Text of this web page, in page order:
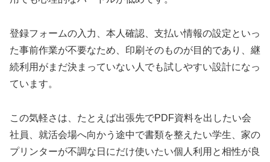
登録フォームの入力、本人確認、支払い情報の設定といっ
た事前作業が不要なため、印刷そのものが目的であり、継
続利用がまだ決まっていない人でも試しやすい設計になっ
ています。
この気軽さは、たとえば出張先でPDF資料を出したい会
社員、就活会場へ向かう途中で書類を整えたい学生、家の
プリンターが不調な日にだけ使いたい個人利用と相性が良